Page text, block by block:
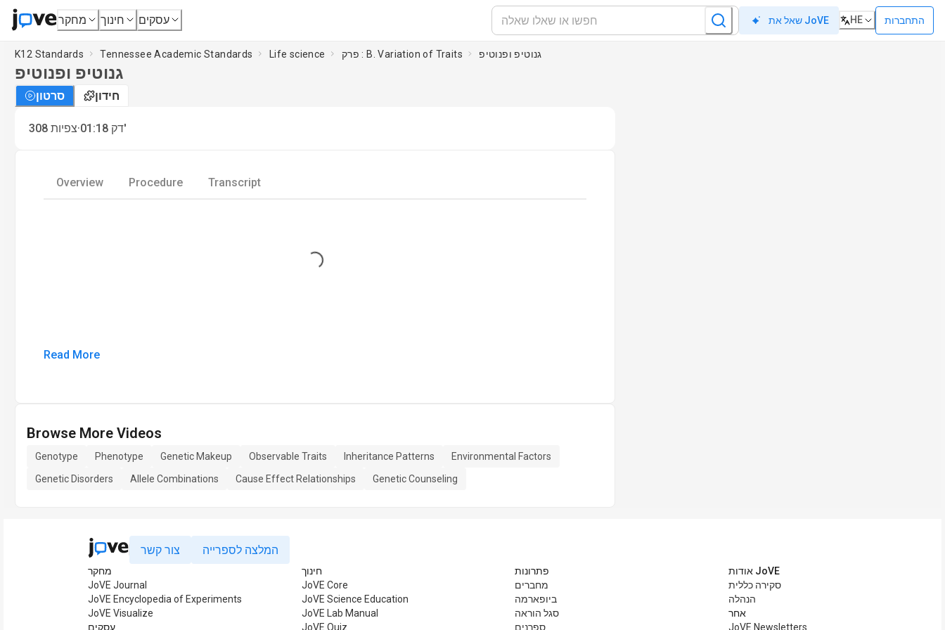
מחקר חינוך עסקים שאל את JoVE HE התחברות
K12 Standards Tennessee Academic Standards Life science פרק : B. Variation of Traits גנוטיפ ופנוטיפ
גנוטיפ ופנוטיפ
סרטון חידון
308 צפיות·01:18 דק'
Overview Procedure Transcript
Loading...
Read More
Browse More Videos
Genotype Phenotype Genetic Makeup Observable Traits Inheritance Patterns
Environmental Factors
Genetic Disorders
Allele Combinations Cause Effect Relationships Genetic Counseling
צור קשר המלצה לספרייה
מחקר
JoVE Journal
JoVE Encyclopedia of Experiments
JoVE Visualize
עסקים
חינוך
JoVE Core
JoVE Science Education
JoVE Lab Manual
JoVE Quiz
פתרונות
מחברים
ביופארמה
סגל הוראה
ספרנים
אודות JoVE
סקירה כללית
הנהלה
אחר
JoVE Newsletters